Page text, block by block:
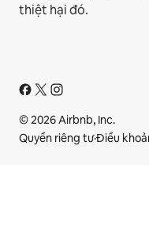
thiệt hại đó.
© 2026 Airbnb, Inc.
Quyền riêng tư·Điều